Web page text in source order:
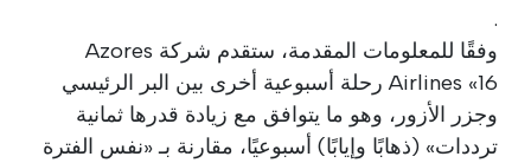
.
وفقًا للمعلومات المقدمة، ستقدم شركة Azores
Airlines «16 رحلة أسبوعية أخرى بين البر الرئيسي
وجزر الأزور، وهو ما يتوافق مع زيادة قدرها ثمانية
ترددات» (ذهابًا وإيابًا) أسبوعيًا، مقارنة بـ «نفس الفترة